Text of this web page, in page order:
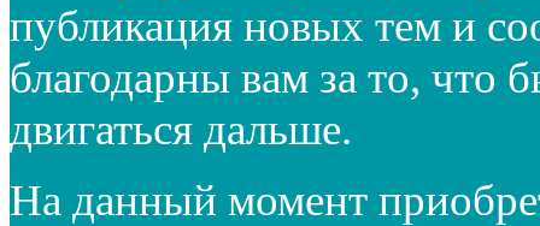
публикация новых тем и
благодарны вам за то, что
двигаться дальше.
На данный момент